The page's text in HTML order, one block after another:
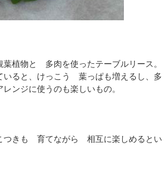
植物と 多肉を使ったテーブルリース。
ると、けっこう 葉っぱも増えるし、多
ンジに使うのも楽しいもの。
つきも 育てながら 相互に楽しめるとい